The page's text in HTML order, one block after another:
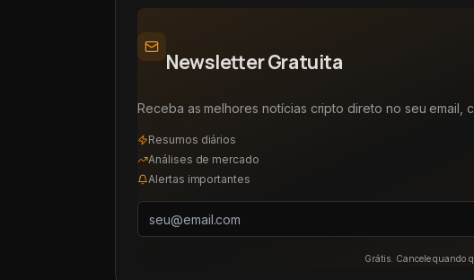
Newsletter Gratuita
Receba as melhores notícias cripto direto no seu email,
Resumos diários
Análises de mercado
Alertas importantes
Grátis. Cancele quando